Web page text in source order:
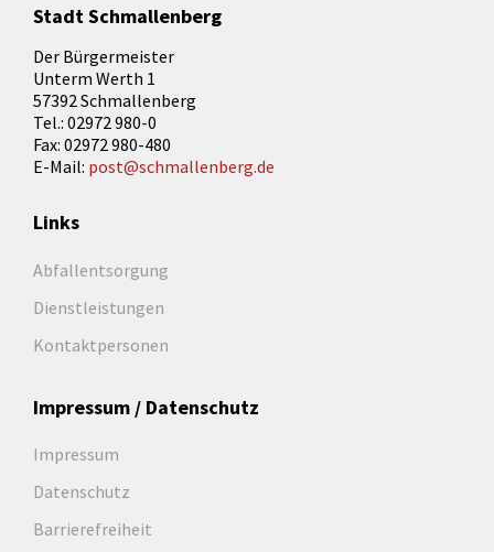
Stadt Schmallenberg
Der Bürgermeister
Unterm Werth 1
57392 Schmallenberg
Tel.: 02972 980-0
Fax: 02972 980-480
E-Mail: post@schmallenberg.de
Links
Abfallentsorgung
Dienstleistungen
Kontaktpersonen
Impressum / Datenschutz
Impressum
Datenschutz
Barrierefreiheit